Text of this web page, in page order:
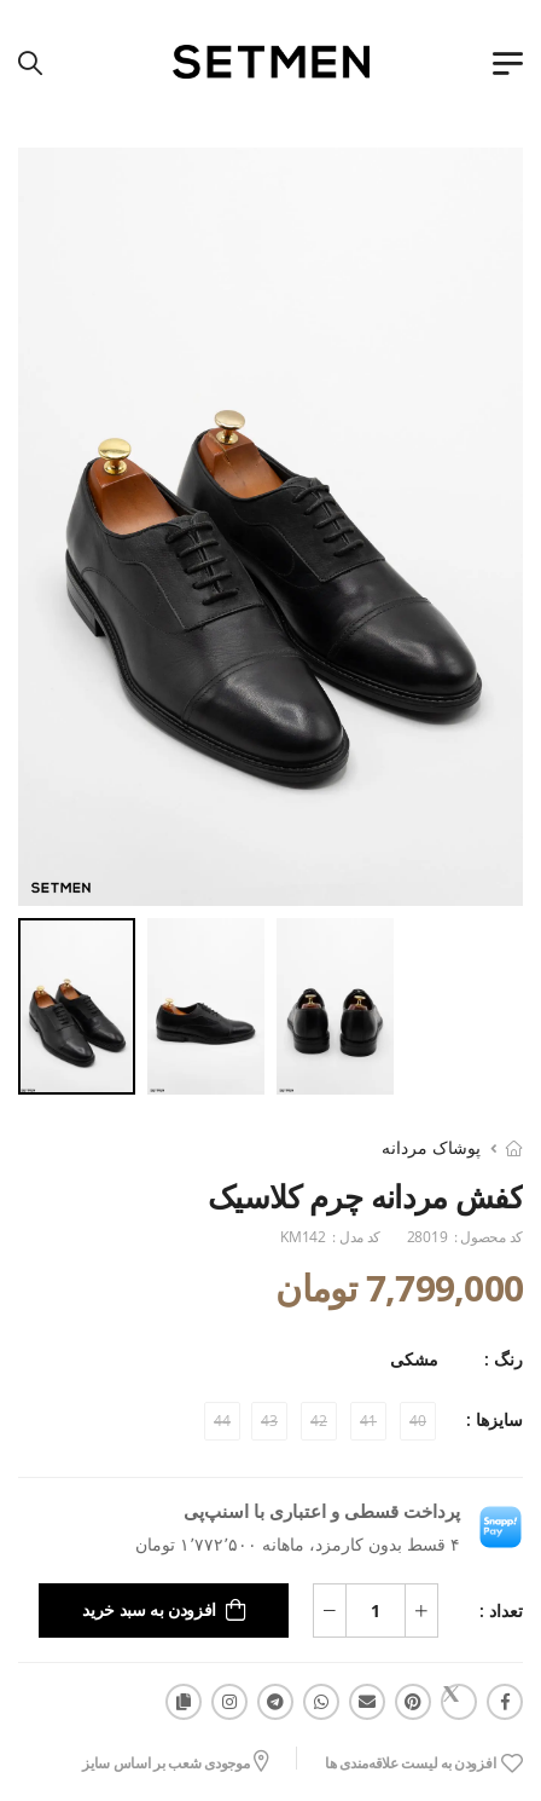
پوشاک مردانه
کفش مردانه چرم کلاسیک
کد محصول : 28019 کد مدل : KM142
7,799,000 تومان
رنگ : مشکی
سایزها : 40
41
42
43
44
پرداخت قسطی و اعتباری با اسنپ‌پی
۴ قسط بدون کارمزد، ماهانه ۱٬۷۷۲٬۵۰۰ تومان
تعداد : افزودن به سبد خرید
افزودن به لیست علاقه‌مندی ها موجودی شعب بر اساس سایز